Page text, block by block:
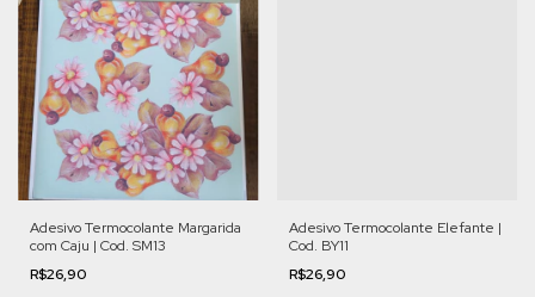
Adesivo Termocolante Margarida
com Caju | Cod. SM13
R$26,90
Adesivo Termocolante Elefante |
Cod. BY11
R$26,90